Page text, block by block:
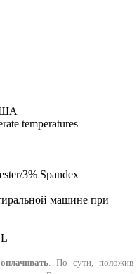
temperatures
3% Spandex
машине при
. По сути, положив